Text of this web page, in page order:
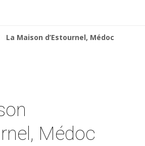
La Maison d’Estournel, Médoc
Médoc